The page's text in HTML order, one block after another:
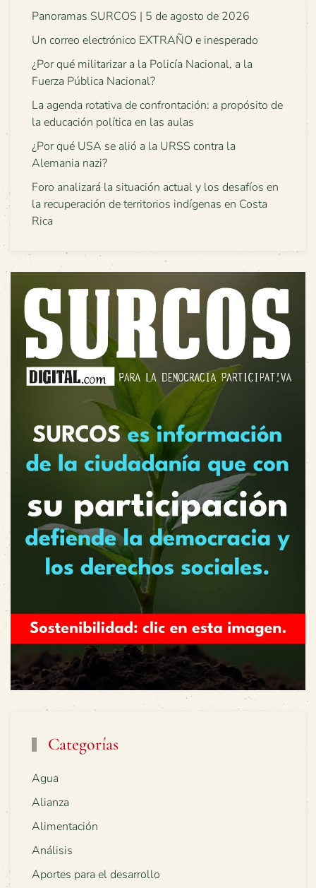
Panoramas SURCOS | 5 de agosto de 2026
Un correo electrónico EXTRAÑO e inesperado
¿Por qué militarizar a la Policía Nacional, a la
Fuerza Pública Nacional?
La agenda rotativa de confrontación: a propósito de
la educación política en las aulas
¿Por qué USA se alió a la URSS contra la
Alemania nazi?
Foro analizará la situación actual y los desafíos en
la recuperación de territorios indígenas en Costa
Rica
Categorías
Agua
Alianza
Alimentación
Análisis
Aportes para el desarrollo